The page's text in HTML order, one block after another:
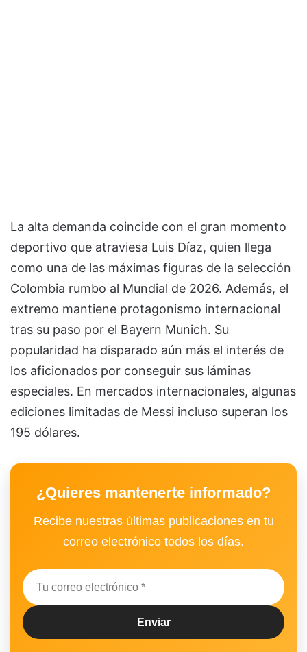
La alta demanda coincide con el gran momento
deportivo que atraviesa Luis Díaz, quien llega
como una de las máximas figuras de la selección
Colombia rumbo al Mundial de 2026. Además, el
extremo mantiene protagonismo internacional
tras su paso por el Bayern Munich. Su
popularidad ha disparado aún más el interés de
los aficionados por conseguir sus láminas
especiales. En mercados internacionales, algunas
ediciones limitadas de Messi incluso superan los
195 dólares.
¿Quieres mantenerte informado?
Recibe nuestras últimas publicaciones en tu
correo electrónico todos los días.